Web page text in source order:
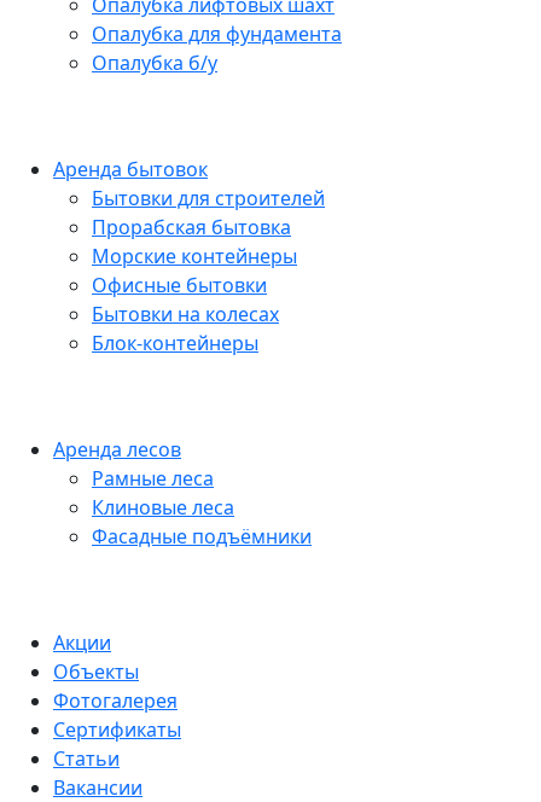
Опалубка для фундамента
Опалубка б/у
Аренда бытовок
Бытовки для строителей
Прорабская бытовка
Морские контейнеры
Офисные бытовки
Бытовки на колесах
Блок-контейнеры
Аренда лесов
Рамные леса
Клиновые леса
Фасадные подъёмники
Акции
Объекты
Фотогалерея
Сертификаты
Статьи
Вакансии